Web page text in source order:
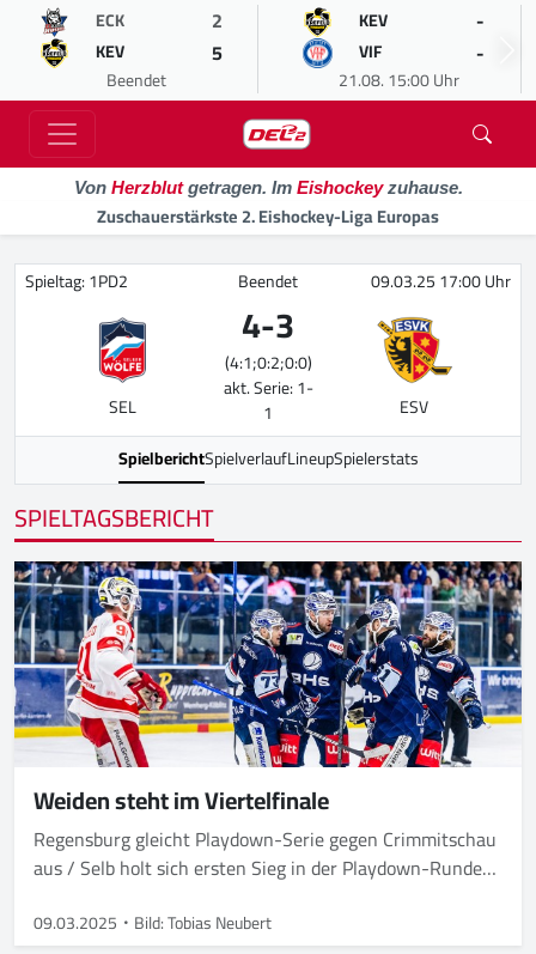
ECK 2
KEV 5
Beendet
KEV -
VIF -
21.08. 15:00 Uhr
Von Herzblutgetragen. Im Eishockeyzuhause.
Zuschauerstärkste 2. Eishockey-Liga Europas
Spieltag: 1PD2 Beendet 09.03.25 17:00 Uhr
SEL
4-3
(4:1;0:2;0:0)
akt. Serie: 1-
1
ESV
SpielberichtSpielverlaufLineupSpielerstats
SPIELTAGSBERICHT
Weiden steht im Viertelfinale
Regensburg gleicht Playdown-Serie gegen Crimmitschau
aus / Selb holt sich ersten Sieg in der Playdown-Runde
09.03.2025 Bild: Tobias Neubert